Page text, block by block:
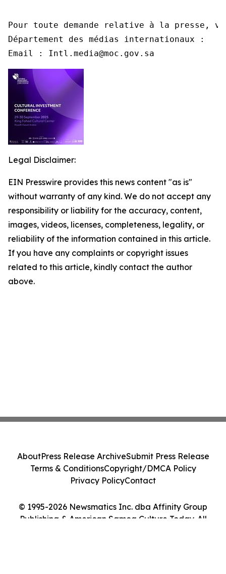
Pour toute demande relative à la presse,
Département des médias internationaux :
Email : Intl.media@moc.gov.sa
Legal Disclaimer:
EIN Presswire provides this news content "as is"
without warranty of any kind. We do not accept any
responsibility or liability for the accuracy, content,
images, videos, licenses, completeness, legality, or
reliability of the information contained in this article.
If you have any complaints or copyright issues
related to this article, kindly contact the author
above.
© 1995-2026 Newsmatics Inc. dba Affinity Group
Publishing & American Samoa Culture Today. All
AboutPress Release ArchiveSubmit Press Release
Terms & ConditionsCopyright/DMCA Policy
Privacy PolicyContact